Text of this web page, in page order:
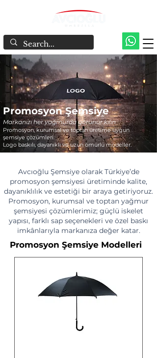
Promosyon Şemsiye
Markanızı her yağmurda görünür kılın
Promosyon, kurumsal ve toptan üretime uygun
şemsiye çözümleri.
Logo baskılı, dayanıklı ve uzun ömürlü modeller.
Avcıoğlu Şemsiye olarak Türkiye’de
promosyon şemsiyesi üretiminde kalite,
dayanıklılık ve estetiği bir araya getiriyoruz.
Promosyon, kurumsal ve toptan yağmur
şemsiyesi çözümlerimiz; güçlü iskelet
yapısı, farklı sap seçenekleri ve özel baskı
imkânlarıyla markanıza değer katar.
Promosyon Şemsiye Modelleri